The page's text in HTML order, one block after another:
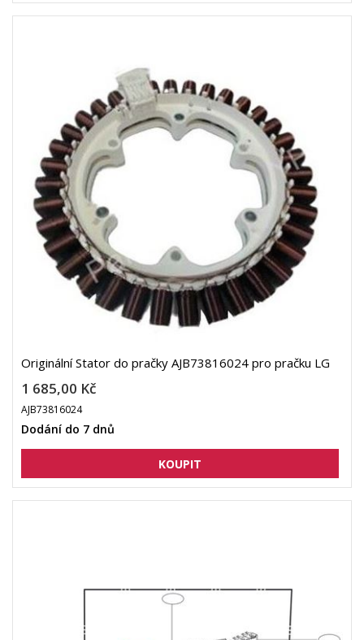
Originální Stator do pračky AJB73816024 pro pračku LG
1 685,00 Kč
AJB73816024
Dodání do 7 dnů